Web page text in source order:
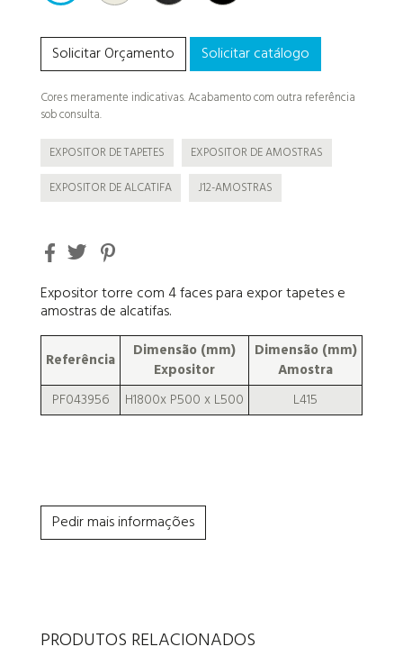
Solicitar Orçamento Solicitar catálogo
Cores meramente indicativas. Acabamento com outra referência
sob consulta.
EXPOSITOR DE TAPETES
EXPOSITOR DE AMOSTRAS
EXPOSITOR DE ALCATIFA
J12-AMOSTRAS
Expositor torre com 4 faces para expor tapetes e
amostras de alcatifas.
Referência
Dimensão (mm)
Expositor
Dimensão (mm)
Amostra
PF043956
H1800x P500 x L500 L415
Pedir mais informações
PRODUTOS RELACIONADOS